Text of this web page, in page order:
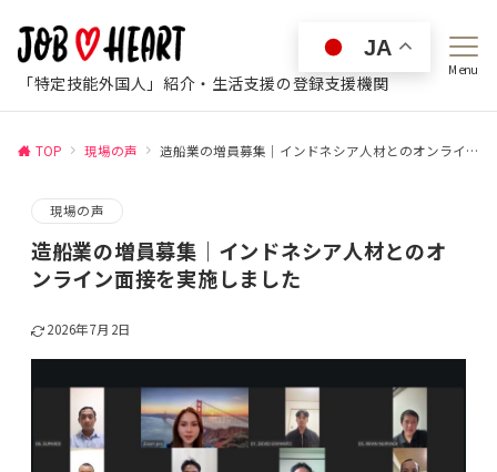
「特定技能外国人」紹介・生活支援の登録支援機関
Menu
TOP 現場の声 造船業の増員募集｜インドネシア人材とのオンライン面接を実施しました
現場の声
造船業の増員募集｜インドネシア人材とのオ
ンライン面接を実施しました
2026年7月2日
JA